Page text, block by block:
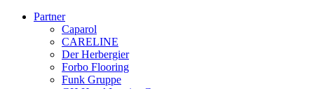
Partner
Caparol
CARELINE
Der Herbergier
Forbo Flooring
Funk Gruppe